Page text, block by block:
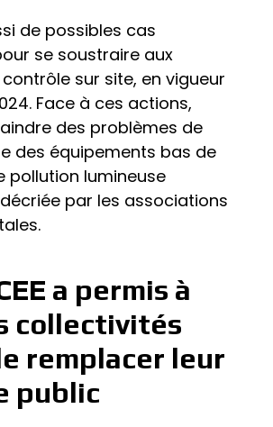
de possibles cas
se soustraire aux
sur site, en vigueur
Face à ces actions,
des problèmes de
des équipements bas de
pollution lumineuse
par les associations
a permis à
collectivités
remplacer leur
public